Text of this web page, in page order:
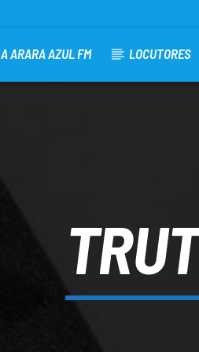
A ARARA AZUL FM LOCUTORES